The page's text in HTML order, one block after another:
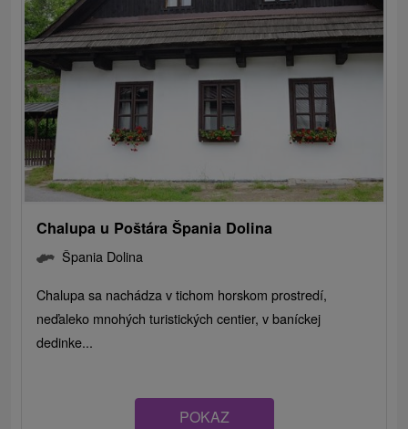
Chalupa u Poštára Špania Dolina
Špania Dolina
Chalupa sa nachádza v tichom horskom prostredí,
neďaleko mnohých turistických centier, v baníckej
dedinke...
POKAZ